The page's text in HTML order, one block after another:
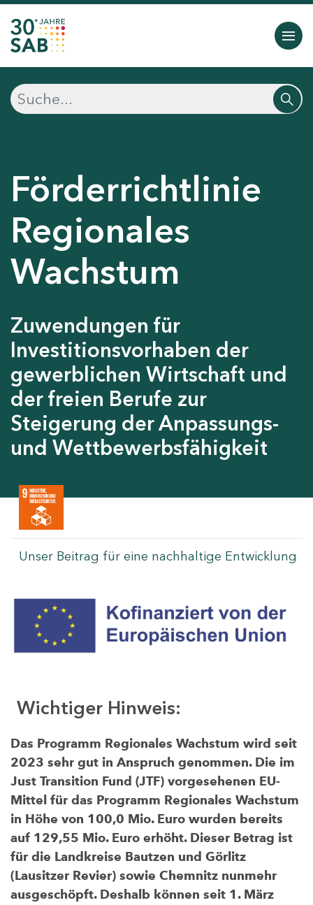
Förderrichtlinie
Regionales
Wachstum
Zuwendungen für
Investitionsvorhaben der
gewerblichen Wirtschaft und
der freien Berufe zur
Steigerung der Anpassungs-
und Wettbewerbsfähigkeit
Unser Beitrag für eine nachhaltige Entwicklung
Wichtiger Hinweis:
Das Programm Regionales Wachstum wird seit
2023 sehr gut in Anspruch genommen. Die im
Just Transition Fund (JTF) vorgesehenen EU-
Mittel für das Programm Regionales Wachstum
in Höhe von 100,0 Mio. Euro wurden bereits
auf 129,55 Mio. Euro erhöht. Dieser Betrag ist
für die Landkreise Bautzen und Görlitz
(Lausitzer Revier) sowie Chemnitz nunmehr
ausgeschöpft. Deshalb können seit 1. März